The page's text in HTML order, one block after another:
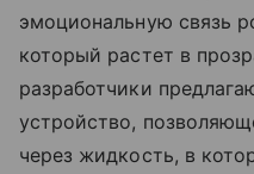
эмоциональную связь
который растет в
разработчики
устройство,
через жидкость, в